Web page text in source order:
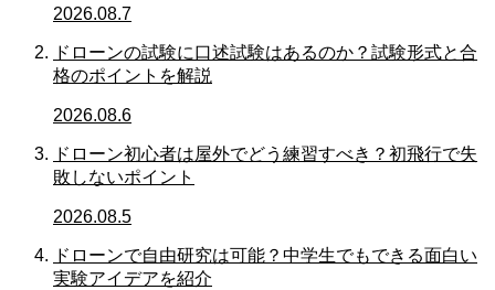
2026.08.7
ドローンの試験に口述試験はあるのか？試験形式と合
格のポイントを解説
2026.08.6
ドローン初心者は屋外でどう練習すべき？初飛行で失
敗しないポイント
2026.08.5
ドローンで自由研究は可能？中学生でもできる面白い
実験アイデアを紹介